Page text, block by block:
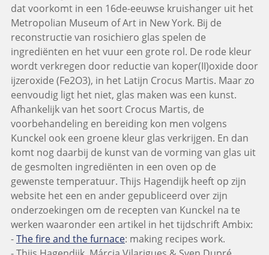
dat voorkomt in een 16de-eeuwse kruishanger uit het
Metropolian Museum of Art in New York. Bij de
reconstructie van rosichiero glas spelen de
ingrediënten en het vuur een grote rol. De rode kleur
wordt verkregen door reductie van koper(II)oxide door
ijzeroxide (Fe2O3), in het Latijn Crocus Martis. Maar zo
eenvoudig ligt het niet, glas maken was een kunst.
Afhankelijk van het soort Crocus Martis, de
voorbehandeling en bereiding kon men volgens
Kunckel ook een groene kleur glas verkrijgen. En dan
komt nog daarbij de kunst van de vorming van glas uit
de gesmolten ingrediënten in een oven op de
gewenste temperatuur. Thijs Hagendijk heeft op zijn
website het een en ander gepubliceerd over zijn
onderzoekingen om de recepten van Kunckel na te
werken waaronder een artikel in het tijdschrift Ambix:
-The fire and the furnace: making recipes work.